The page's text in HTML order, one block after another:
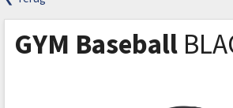
GYM Baseball